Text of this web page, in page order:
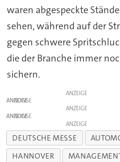
waren abgespeckte
sehen, während auf der
gegen schwere
die der Branche immer
sichern.
ANZEIGE
ANZEIGE
ANZEIGE
ANZEIGE
ANZEIGE
DEUTSCHE MESSE
HANNOVER